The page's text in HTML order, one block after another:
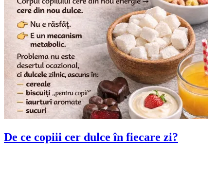
De ce copiii cer dulce în fiecare zi?